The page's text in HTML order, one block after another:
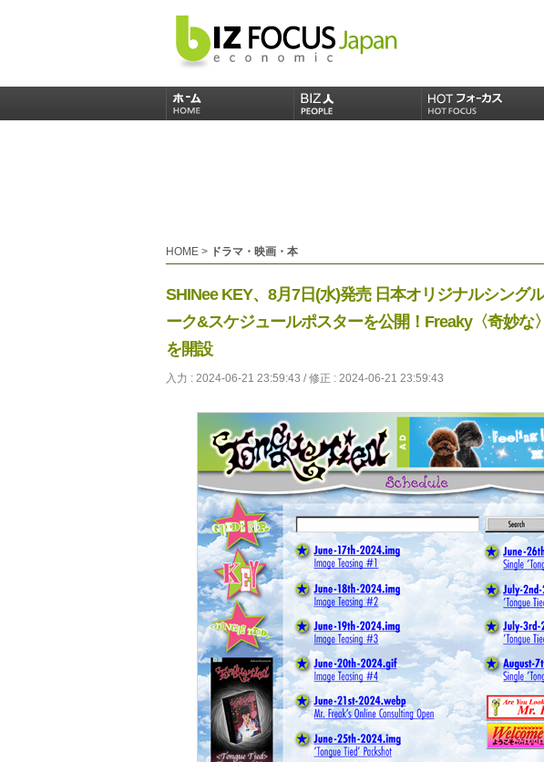
HOME > ドラマ・映画・本
SHINee KEY、8月7日(水)発売 日本オリジナルシング
ーク&スケジュールポスターを公開！Freaky〈奇妙
を開設
入力 : 2024-06-21 23:59:43 / 修正 : 2024-06-21 23:59:43